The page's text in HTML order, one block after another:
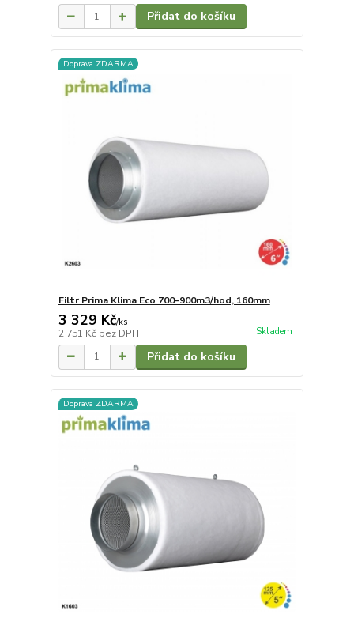
Přidat do košíku
Doprava ZDARMA
Filtr Prima Klima Eco 700-900m3/hod, 160mm
3 329 Kč/ks
2 751 Kč bez DPH Skladem
Přidat do košíku
Doprava ZDARMA